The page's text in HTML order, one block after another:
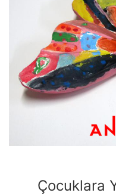
Çocuklara